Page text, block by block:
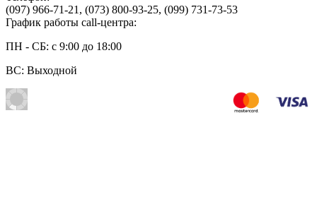
(097) 966-71-21 , (073) 800-93-25, (099) 731-73-53
График работы call-центра:
ПН - СБ: с 9:00 до 18:00
ВС: Выходной